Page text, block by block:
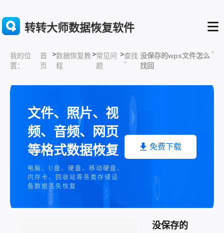
转转大师数据恢复软件
我的位
置：
首
页
>数据恢复教
程
>常见问
题
>查找
“
没保存的wps文件怎么
找回
”
文件、照片、视
频、音频、网页
等格式数据恢复
电脑、U盘、硬盘、移动硬盘、
内存卡、回收站等各类存储设
备数据丢失恢复
免费下载
没保存的